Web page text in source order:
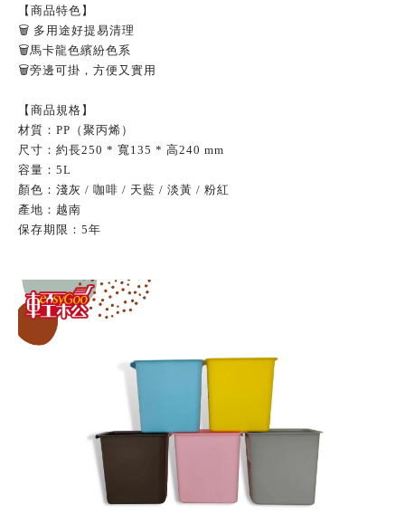
【商品特色】
🗑 多用途好提易清理
🗑馬卡龍色繽紛色系
🗑旁邊可掛，方便又實用
【商品規格】
材質： PP （聚丙烯）
尺寸：約長250 * 寬135 * 高240 mm
容量： 5L
顏色：淺灰 / 咖啡 / 天藍 / 淡黃 / 粉紅
產地：越南
保存期限： 5年